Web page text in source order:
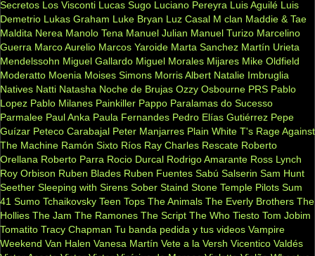
Secretos Los Visconti Lucas Sugo Luciano Pereyra Luis Aguilé Luis
Demetrio Lukas Graham Luke Bryan Luz Casal M clan Maddie & Tae
Maldita Nerea Manolo Tena Manuel Julian Manuel Turizo Marcelino
Guerra Marco Aurelio Marcos Yaroide Marta Sanchez Martín Urieta
Mendelssohn Miguel Gallardo Miguel Morales Mijares Mike Oldfield
Moderatto Moenia Moises Simons Morris Albert Natalie Imbruglia
Natives Natti Natasha Noche de Brujas Ozzy Osbourne PRS Pablo
Lopez Pablo Milanes Painkiller Pappo Paralamas do Sucesso
Parmalee Paul Anka Paula Fernandes Pedro Elías Gutiérrez Pepe
Guízar Peteco Carabajal Peter Manjarres Plain White T's Rage Against
The Machine Ramón Sixto Ríos Ray Charles Rescate Roberto
Orellana Roberto Parra Rocio Durcal Rodrigo Amarante Ross Lynch
Roy Orbison Ruben Blades Ruben Fuentes Sabú Salserin Sam Hunt
Seether Sleeping with Sirens Sober Staind Stone Temple Pilots Sum
41 Sumo Tchaikovsky Teen Tops The Animals The Everly Brothers The
Hollies The Jam The Ramones The Script The Who Tiesto Tom Jobim
Tomatito Tracy Chapman Tu banda pedida y tus videos Vampire
Weekend Van Halen Vanesa Martín Vete a la Versh Vicentico Valdés